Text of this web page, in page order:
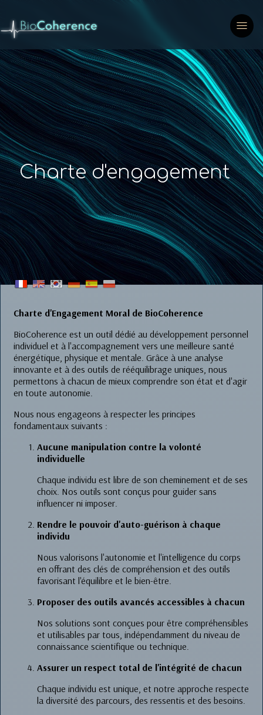
Charte d'engagement
Charte d'Engagement Moral de BioCoherence
BioCoherence est un outil dédié au développement personnel
individuel et à l'accompagnement vers une meilleure santé
énergétique, physique et mentale. Grâce à une analyse
innovante et à des outils de rééquilibrage uniques, nous
permettons à chacun de mieux comprendre son état et d'agir
en toute autonomie.
Nous nous engageons à respecter les principes
fondamentaux suivants :
Aucune manipulation contre la volonté
individuelle
Chaque individu est libre de son cheminement et de ses
choix. Nos outils sont conçus pour guider sans
influencer ni imposer.
Rendre le pouvoir d'auto-guérison à chaque
individu
Nous valorisons l'autonomie et l'intelligence du corps
en offrant des clés de compréhension et des outils
favorisant l'équilibre et le bien-être.
Proposer des outils avancés accessibles à chacun
Nos solutions sont conçues pour être compréhensibles
et utilisables par tous, indépendamment du niveau de
connaissance scientifique ou technique.
Assurer un respect total de l'intégrité de chacun
Chaque individu est unique, et notre approche respecte
la diversité des parcours, des ressentis et des besoins.